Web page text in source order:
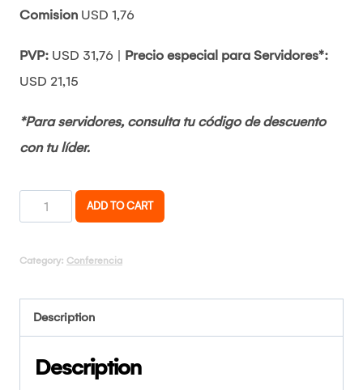
Comision USD 1,76
PVP: USD 31,76 | Precio especial para Servidores*:
USD 21,15
*Para servidores, consulta tu código de descuento
con tu líder.
DISRUPTIVOSADD TO CART
Category: Conferencia
Description
Description